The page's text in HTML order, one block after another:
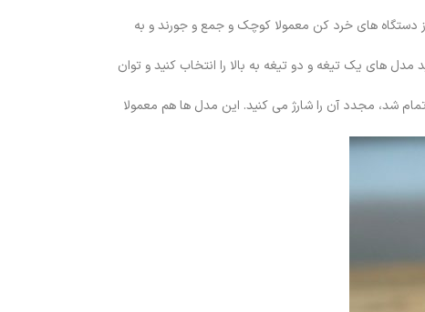
های خرد کن معمولا کوچک و جمع و جورند و به
های یک تیغه و دو تیغه به بالا را انتخاب کنید و توان
شد، مجدد آن را شارژ می کنید. این مدل ها هم معمولا